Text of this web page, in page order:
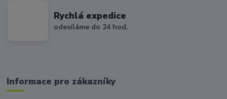
Rychlá expedice
odesíláme do 24 hod.
Informace pro zákazníky